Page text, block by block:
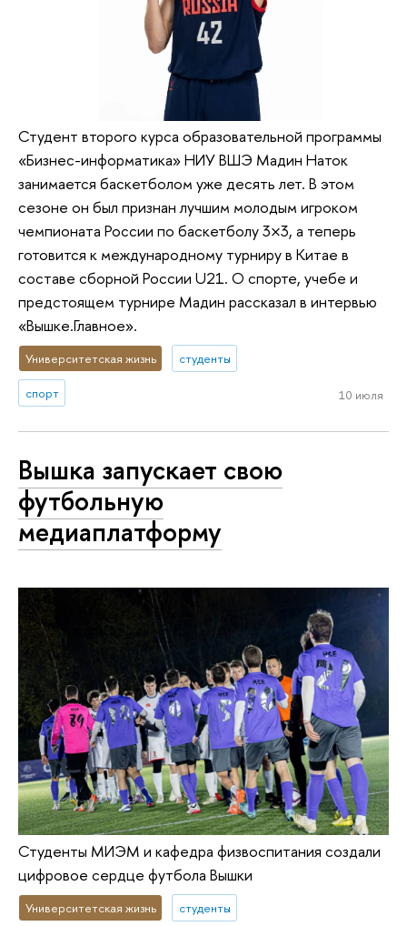
Студент второго курса образовательной программы
«Бизнес-информатика» НИУ ВШЭ Мадин Наток
занимается баскетболом уже десять лет. В этом
сезоне он был признан лучшим молодым игроком
чемпионата России по баскетболу 3×3, а теперь
готовится к международному турниру в Китае в
составе сборной России U21. О спорте, учебе и
предстоящем турнире Мадин рассказал в интервью
«Вышке.Главное».
Университетская жизнь студенты
спорт 10 июля
Вышка запускает свою
футбольную
медиаплатформу
Студенты МИЭМ и кафедра физвоспитания создали
цифровое сердце футбола Вышки
Университетская жизнь студенты